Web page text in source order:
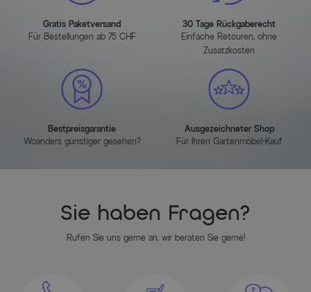
Gratis Paketversand
Für Bestellungen ab 75 CHF
30 Tage Rückgaberecht
Einfache Retouren, ohne
Zusatzkosten
Bestpreisgarantie
Woanders günstiger gesehen?
Ausgezeichneter Shop
Für Ihren Gartenmöbel-Kauf
Sie haben Fragen?
Rufen Sie uns gerne an, wir beraten Sie gerne!